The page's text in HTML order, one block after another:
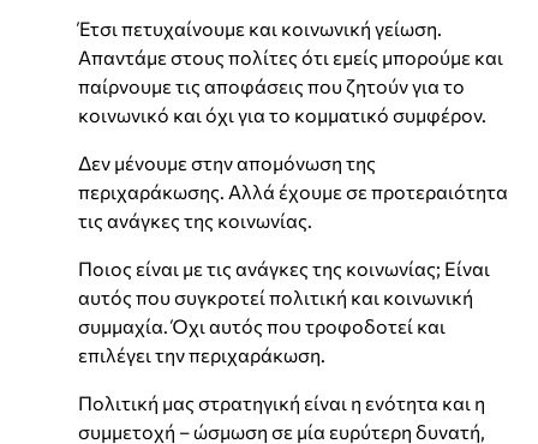
Έτσι πετυχαίνουμε και κοινωνική γείωση.
Απαντάμε στους πολίτες ότι εμείς μπορούμε και
παίρνουμε τις αποφάσεις που ζητούν για το
κοινωνικό και όχι για το κομματικό συμφέρον.
Δεν μένουμε στην απομόνωση της
περιχαράκωσης. Αλλά έχουμε σε προτεραιότητα
τις ανάγκες της κοινωνίας.
Ποιος είναι με τις ανάγκες της κοινωνίας; Είναι
αυτός που συγκροτεί πολιτική και κοινωνική
συμμαχία. Όχι αυτός που τροφοδοτεί και
επιλέγει την περιχαράκωση.
Πολιτική μας στρατηγική είναι η ενότητα και η
συμμετοχή – ώσμωση σε μία ευρύτερη δυνατή,